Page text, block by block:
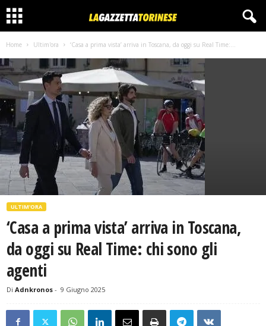
Home Ultim'ora ‘Casa a prima vista’ arriva in Toscana, da oggi su Real Time:...
ULTIM'ORA
‘Casa a prima vista’ arriva in Toscana,
da oggi su Real Time: chi sono gli
agenti
Di Adnkronos - 9 Giugno 2025